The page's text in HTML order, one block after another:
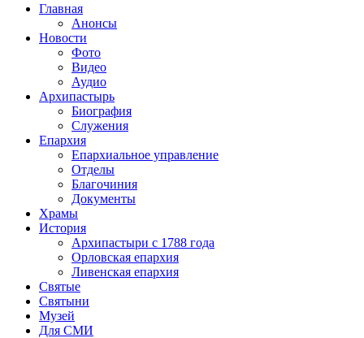
Главная
Анонсы
Новости
Фото
Видео
Аудио
Архипастырь
Биография
Служения
Епархия
Епархиальное управление
Отделы
Благочиния
Документы
Храмы
История
Архипастыри с 1788 года
Орловская епархия
Ливенская епархия
Святые
Святыни
Музей
Для СМИ